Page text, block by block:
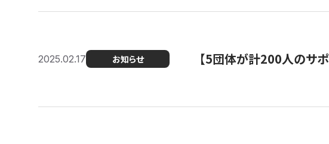
2025.02.17 お知らせ 【5団体が計200人のサ